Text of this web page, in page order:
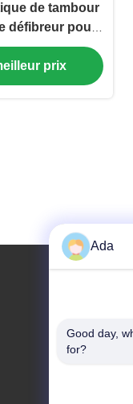
de tambour
défibreur pour
municipaux
prix
Adresse
Ada
Good day,
for?